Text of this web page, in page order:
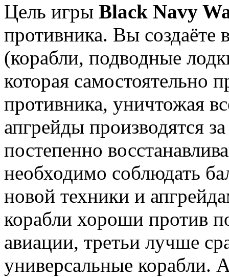
Цель игры Black Navy
противника. Вы
(корабли, подводные
которая самостоятельно
противника, уничтожая
апгрейды производятся
постепенно
необходимо соблюдать
новой техники и
корабли хороши против
авиации, третьи лучше
универсальные корабли.